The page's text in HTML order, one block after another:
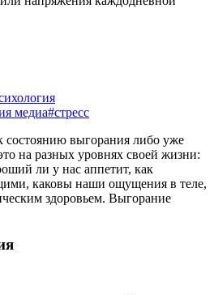
медиа#стресс
выгорания либо уже
на разных уровнях своей жизни:
ли у нас аппетит, как
каковы наши ощущения в теле,
здоровьем. Выгорание